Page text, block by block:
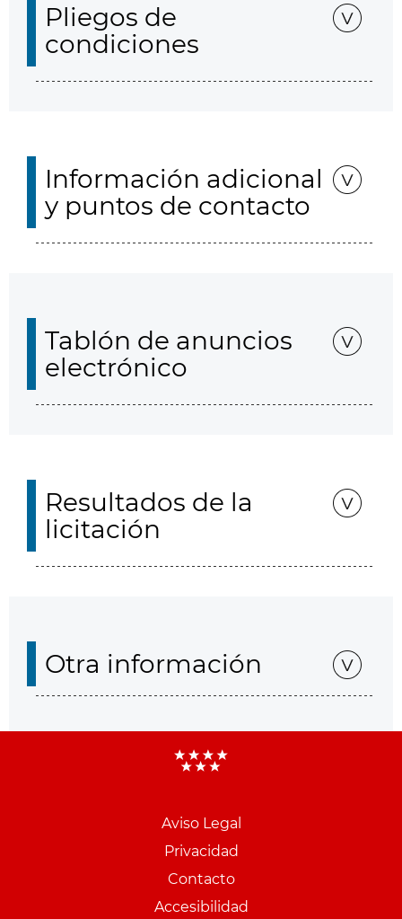
Pliegos de
condiciones
Información adicional
y puntos de contacto
Tablón de anuncios
electrónico
Resultados de la
licitación
Otra información
Aviso Legal
Privacidad
Contacto
Accesibilidad